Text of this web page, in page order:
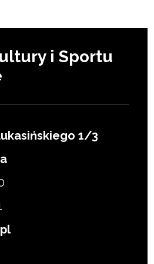
i Sportu
1/3